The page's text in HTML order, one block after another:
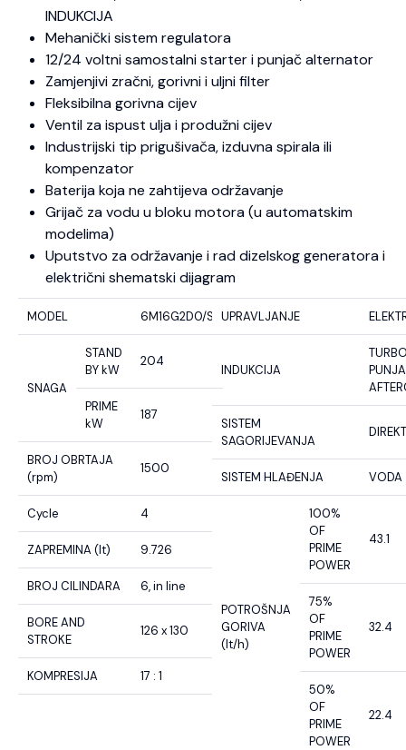
INDUKCIJA
Mehanički sistem regulatora
12/24 voltni samostalni starter i punjač alternator
Zamjenjivi zračni, gorivni i uljni filter
Fleksibilna gorivna cijev
Ventil za ispust ulja i produžni cijev
Industrijski tip prigušivača, izduvna spirala ili
kompenzator
Baterija koja ne zahtijeva održavanje
Grijač za vodu u bloku motora (u automatskim
modelima)
Uputstvo za održavanje i rad dizelskog generatora i
električni shematski dijagram
MODEL 6M16G2D0/S
SNAGA
STAND
BY kW
204
PRIME
kW
187
BROJ OBRTAJA
(rpm)
1500
Cycle 4
ZAPREMINA (lt) 9.726
BROJ CILINDARA 6, in line
BORE AND
STROKE
126 x 130
KOMPRESIJA 17 : 1
UPRAVLJANJE
INDUKCIJA
SISTEM
SAGORIJEVANJA
SISTEM HLAĐENJA VODA
POTROŠNJA
GORIVA
(lt/h)
100%
OF
PRIME
POWER
43.1
75%
OF
PRIME
POWER
32.4
50%
OF
PRIME
POWER
22.4